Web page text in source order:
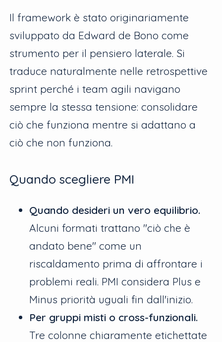
Il framework è stato originariamente
sviluppato da Edward de Bono come
strumento per il pensiero laterale. Si
traduce naturalmente nelle retrospettive
sprint perché i team agili navigano
sempre la stessa tensione: consolidare
ciò che funziona mentre si adattano a
ciò che non funziona.
Quando scegliere PMI
Quando desideri un vero equilibrio.
Alcuni formati trattano "ciò che è
andato bene" come un
riscaldamento prima di affrontare i
problemi reali. PMI considera Plus e
Minus priorità uguali fin dall'inizio.
Per gruppi misti o cross-funzionali.
Tre colonne chiaramente etichettate